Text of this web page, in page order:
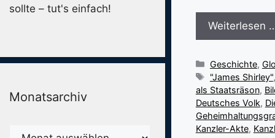
Weiterlesen
Kategorien
Geschichte,
Schlagwörter
"James Shirley"
als Staatsräson,
Deutsches Volk,
Kanzler-Akte,
sollte – tut's einfach!
Monatsarchiv
Monatsarchiv